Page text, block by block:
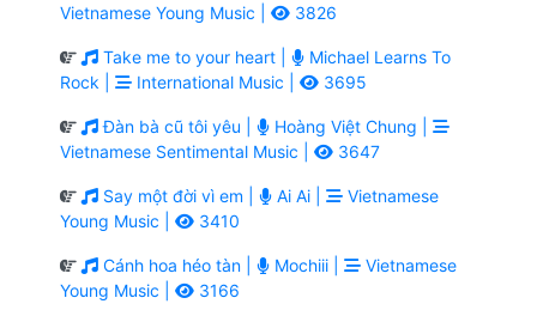
Vietnamese Young Music |
3826
Take me to your heart |
Michael Learns To
Rock |
International Music | 3695
Đàn bà cũ tôi yêu |
Hoàng Việt Chung |
Vietnamese Sentimental Music |
3647
Say một đời vì em | Ai Ai |
Vietnamese
Young Music |
3410
Cánh hoa héo tàn | Mochiii |
Vietnamese
Young Music |
3166